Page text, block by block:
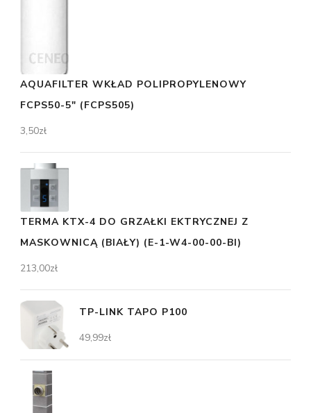
AQUAFILTER WKŁAD POLIPROPYLENOWY
FCPS50-5" (FCPS505)
3,50zł
TERMA KTX-4 DO GRZAŁKI EKTRYCZNEJ Z
MASKOWNICĄ (BIAŁY) (E-1-W4-00-00-BI)
213,00zł
TP-LINK TAPO P100
49,99zł